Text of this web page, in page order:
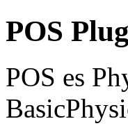
POS
POS es